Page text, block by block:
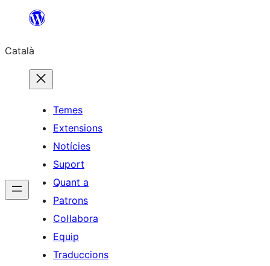
contingut
Català
Temes
Extensions
Notícies
Suport
Quant a
Patrons
Col·labora
Equip
Traduccions